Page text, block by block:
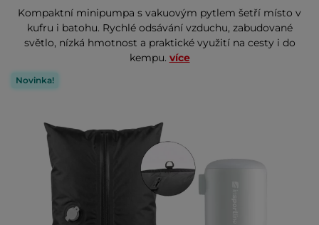
Kompaktní minipumpa s vakuovým pytlem šetří místo v
kufru i batohu. Rychlé odsávání vzduchu, zabudované
světlo, nízká hmotnost a praktické využití na cesty i do
kempu. více
Novinka!